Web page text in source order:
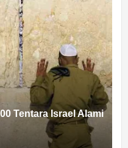
Tentara Israel Alami